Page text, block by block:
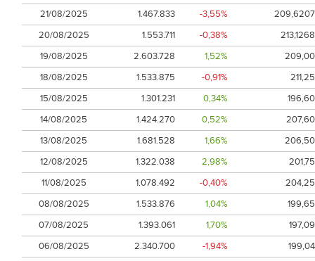
21/08/2025
1.467.833 -3,55%
209,6207
20/08/2025
1.553.711 -0,38%
213,1268
19/08/2025
2.603.728 1,52%
209,00
18/08/2025
1.533.875 -0,91%
211,25
15/08/2025
1.301.231 0,34%
196,60
14/08/2025
1.424.270 0,52%
207,60
13/08/2025
1.681.528 1,66%
206,50
12/08/2025
1.322.038 2,98%
201,75
11/08/2025
1.078.492 -0,40%
204,25
08/08/2025
1.533.876 1,04%
199,65
07/08/2025
1.393.061 1,70%
197,09
06/08/2025
2.340.700 -1,94%
199,04